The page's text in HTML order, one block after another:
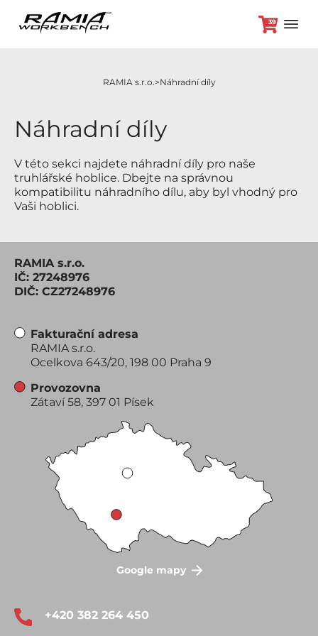
39
Hoblice
Příslušenství
Odložená platba
Brikety
Kontakt
RAMIA s.r.o. Náhradní díly
Náhradní díly
V této sekci najdete náhradní díly pro naše
truhlářské hoblice. Dbejte na správnou
kompatibilitu náhradního dílu, aby byl vhodný pro
Vaši hoblici.
RAMIA s.r.o.
IČ: 27248976
DIČ: CZ27248976
Fakturační adresa
RAMIA s.r.o.
Ocelkova 643/20, 198 00 Praha 9
Provozovna
Zátaví 58, 397 01 Písek
Google mapy
+420 382 264 450